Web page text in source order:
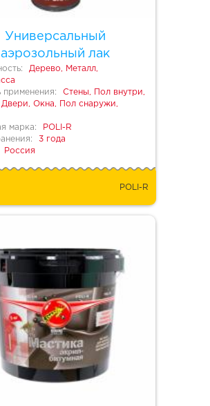
Универсальный
аэрозольный лак
Дерево, Металл,
применения:
Стены, Пол внутри,
Двери, Окна, Пол снаружи,
марка:
POLI-R
3 года
Россия
POLI-R